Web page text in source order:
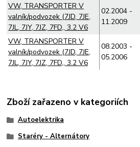
VW, TRANSPORTER V
valník/podvozek (7JD, 7JE,
7JL, 7JY, 7JZ, 7FD,, 3.2 V6
02.2004 -
11.2009
VW, TRANSPORTER V
valník/podvozek (7JD, 7JE,
7JL, 7JY, 7JZ, 7FD,, 3.2 V6
08.2003 -
05.2006
Zboží zařazeno v kategoriích
Autoelektrika
Staréry - Alternátory